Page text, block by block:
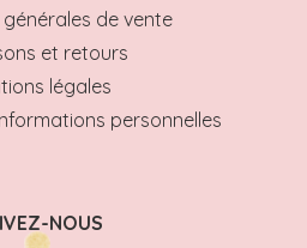
de vente
et retours
légales
personnelles
NOUS